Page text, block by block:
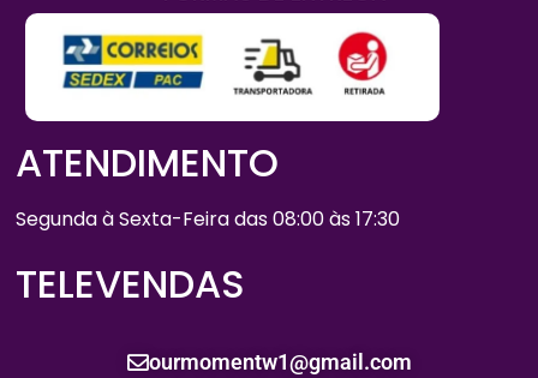
ATENDIMENTO
Segunda à Sexta-Feira das 08:00 às 17:30
TELEVENDAS
ourmomentw1@gmail.com